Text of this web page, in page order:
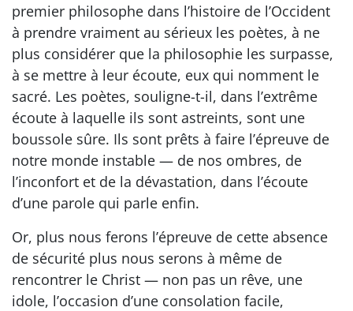
premier philosophe dans l’histoire de l’Occident
à prendre vraiment au sérieux les poètes, à ne
plus considérer que la philosophie les surpasse,
à se mettre à leur écoute, eux qui nomment le
sacré. Les poètes, souligne-t-il, dans l’extrême
écoute à laquelle ils sont astreints, sont une
boussole sûre. Ils sont prêts à faire l’épreuve de
notre monde instable — de nos ombres, de
l’inconfort et de la dévastation, dans l’écoute
d’une parole qui parle enfin.
Or, plus nous ferons l’épreuve de cette absence
de sécurité plus nous serons à même de
rencontrer le Christ — non pas un rêve, une
idole, l’occasion d’une consolation facile,